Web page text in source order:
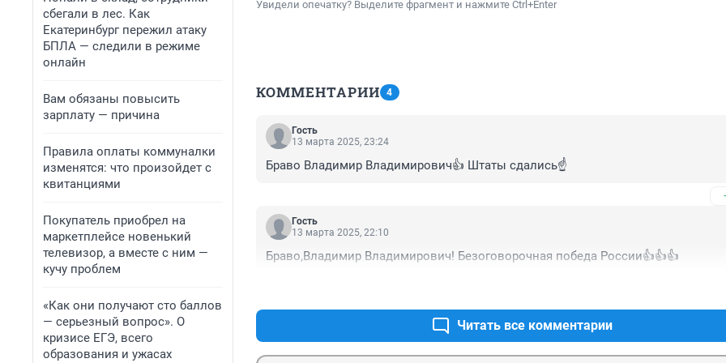
сбегали в лес. Как
Екатеринбург пережил атаку
БПЛА — следили в режиме
онлайн
Вам обязаны повысить
зарплату — причина
Правила оплаты коммуналки
изменятся: что произойдет с
квитанциями
Покупатель приобрел на
маркетплейсе новенький
телевизор, а вместе с ним —
кучу проблем
«Как они получают сто баллов
— серьезный вопрос». О
кризисе ЕГЭ, всего
образования и ужасах
Увидели опечатку? Выделите фрагмент и нажмите Ctrl+Enter
КОММЕНТАРИИ 4
Гость
13 марта 2025, 23:24
Браво Владимир Владимирович👍 Штаты сдались☝️
Гость
13 марта 2025, 22:10
Браво,Владимир Владимирович! Безоговорочная победа России👍👍👍
Читать все комментарии